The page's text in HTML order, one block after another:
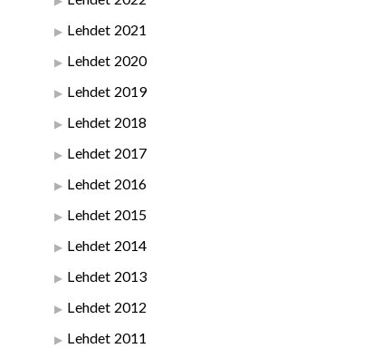
Lehdet 2021
Lehdet 2020
Lehdet 2019
Lehdet 2018
Lehdet 2017
Lehdet 2016
Lehdet 2015
Lehdet 2014
Lehdet 2013
Lehdet 2012
Lehdet 2011